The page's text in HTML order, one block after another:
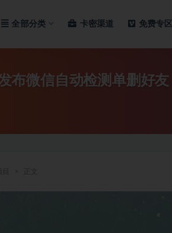
全部分类 卡密渠道 免费专区
布微信自动检测单删好友